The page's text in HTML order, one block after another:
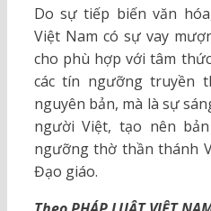
Do sự tiếp biến văn
Việt Nam có sự vay
cho phù hợp với tâm
các tín ngưỡng truyền
nguyên bản, mà là sự
người Việt, tạo nên
ngưỡng thờ thần thánh
Đạo giáo.